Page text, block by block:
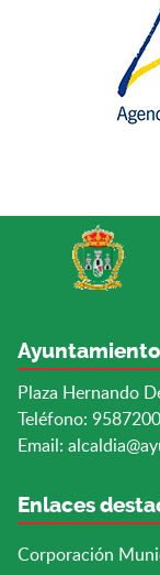
Plaza Hernando
Teléfono:
Email:
Enlaces
Corporación